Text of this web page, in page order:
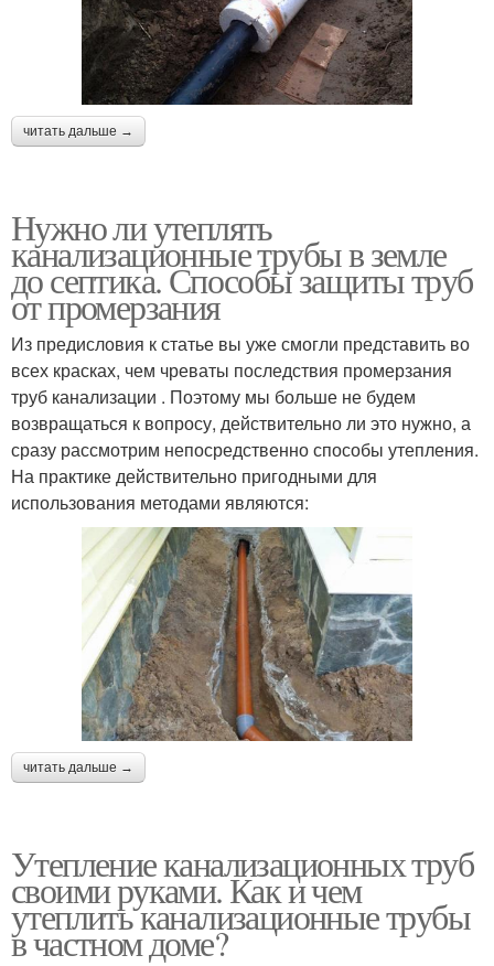
читать дальше →
Нужно ли утеплять
канализационные трубы в земле
до септика. Способы защиты труб
от промерзания
Из предисловия к статье вы уже смогли представить во
всех красках, чем чреваты последствия промерзания
труб канализации . Поэтому мы больше не будем
возвращаться к вопросу, действительно ли это нужно, а
сразу рассмотрим непосредственно способы утепления.
На практике действительно пригодными для
использования методами являются:
читать дальше →
Утепление канализационных труб
своими руками. Как и чем
утеплить канализационные трубы
в частном доме?